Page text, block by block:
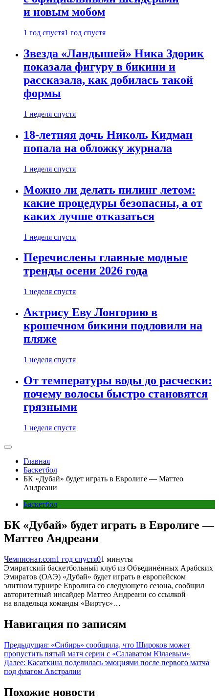
и новым мобом
1 год спустя1 год спустя
Звезда «Ландышей» Ника Здорик
показала фигуру в бикини и
рассказала, как добилась такой
формы
1 неделя спустя
18-летняя дочь Николь Кидман
попала на обложку журнала
1 неделя спустя
Можно ли делать пилинг летом:
какие процедуры безопасны, а от
каких лучше отказаться
1 неделя спустя
Перечислены главные модные
тренды осени 2026 года
1 неделя спустя
Актрису Еву Лонгорию в
крошечном бикини подловили на
пляже
1 неделя спустя
От температуры воды до расчески:
почему волосы быстро становятся
грязными
1 неделя спустя
Главная
Баскетбол
БК «Дубай» будет играть в Евролиге — Маттео
Андреани
Баскетбол
БК «Дубай» будет играть в Евролиге —
Маттео Андреани
Чемпионат.com1 год спустя01 минуты
Эмиратский баскетбольный клуб из Объединённых Арабских
Эмиратов (ОАЭ) «Дубай» будет играть в европейском
элитном турнире Евролига со следующего сезона, сообщил
авторитетный инсайдер Маттео Андреани со ссылкой
на владельца команды «Виртус»…
Навигация по записям
Предыдущая: «Сибирь» сообщила, что Широков может
пропустить пятый матч серии с «Салаватом Юлаевым»
Далее: Касаткина поделилась эмоциями после первого матча
под флагом Австралии
Похожие новости